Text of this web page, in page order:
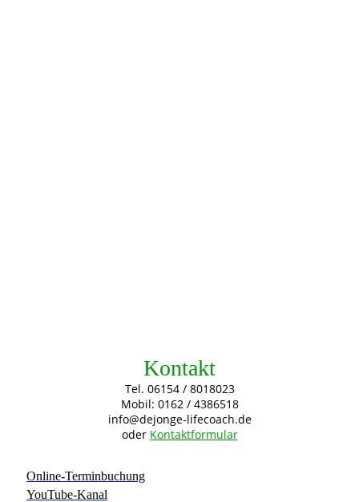
Kontakt
Tel. 06154 / 8018023
Mobil: 0162 / 4386518
info@dejonge-lifecoach.de
oder Kontaktformular
Online-Terminbuchung
YouTube-Kanal